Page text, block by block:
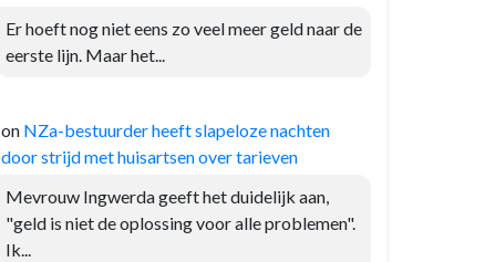
Er hoeft nog niet eens zo veel meer geld naar de
eerste lijn. Maar het...
on NZa-bestuurder heeft slapeloze nachten
door strijd met huisartsen over tarieven
Mevrouw Ingwerda geeft het duidelijk aan,
"geld is niet de oplossing voor alle problemen".
Ik...